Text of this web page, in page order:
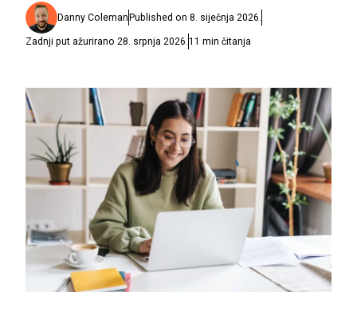
Danny Coleman Published on 8. siječnja 2026.
Zadnji put ažurirano 28. srpnja 2026.11 min čitanja